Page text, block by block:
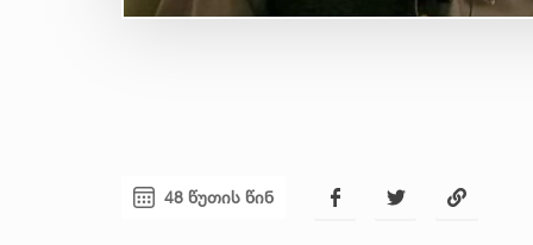
48 წუთის წინ